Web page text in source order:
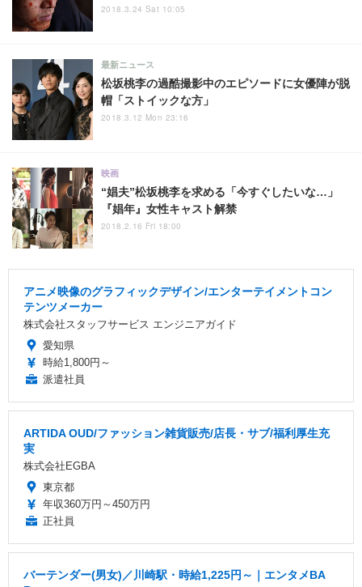
2018.3.24 Sat 10:05
松坂桃李の過酷撮影中のエピソードに女優陣が脱
帽「ストイックな方」
最新ニュース
2018.3.12 Mon 23:16
“娼夫”松坂桃李を求める「今すぐしたいな…」
『娼年』女性キャスト解禁
映画
2018.2.16 Fri 18:00
アニメ映像のグラフィックデザイン/エンターテイメントコン
テンツメーカー
株式会社スタッフサービス エンジニアガイド
愛知県
時給1,800円～
派遣社員
ARTIDA OUD/ファッション雑貨販売/店長・サブ/福利厚生充
実
株式会社EGBA
東京都
年収360万円～450万円
正社員
バーテンダー(男女)／川崎駅・時給1,225円～｜エンタメBA